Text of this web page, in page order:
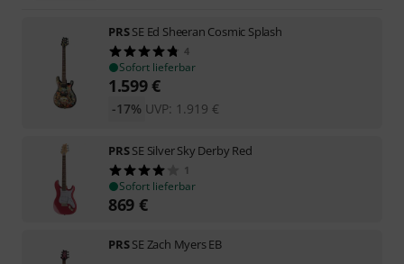
PRSSE Ed Sheeran Cosmic Splash
4
Sofort lieferbar
1.599€
UVP: 1.919 €
-17%
PRSSE Silver Sky Derby Red
1
Sofort lieferbar
869 €
PRSSE Zach Myers EB